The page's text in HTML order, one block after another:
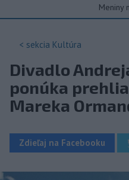
Meniny
< sekcia Kultúra
Divadlo
ponúka
Mareka
Zdieľaj na Facebooku